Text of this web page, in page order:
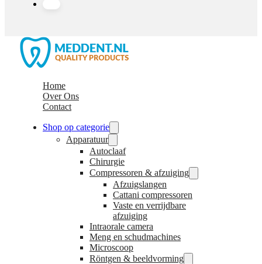
Home
Over Ons
Contact
Shop op categorie
Apparatuur
Autoclaaf
Chirurgie
Compressoren & afzuiging
Afzuigslangen
Cattani compressoren
Vaste en verrijdbare
afzuiging
Intraorale camera
Meng en schudmachines
Microscoop
Röntgen & beeldvorming